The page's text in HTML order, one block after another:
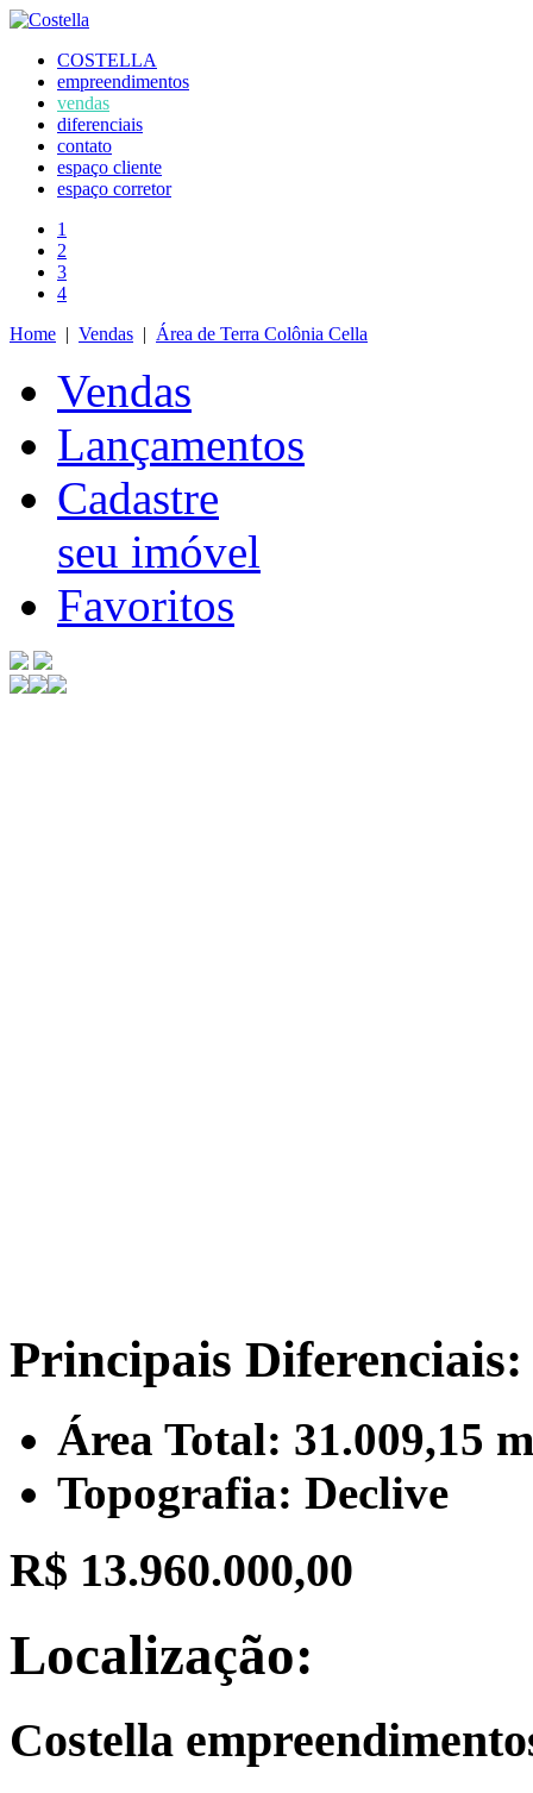
COSTELLA
empreendimentos
vendas
diferenciais
contato
espaço cliente
espaço corretor
1
2
3
4
Home | Vendas | Área de Terra Colônia Cella
Vendas
Lançamentos
Cadastre
seu imóvel
Favoritos
Principais Diferenciais:
Área Total: 31.009,15
Topografia: Declive
R$ 13.960.000,00
Localização:
Costella